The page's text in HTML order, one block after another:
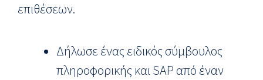
επιθέσεων.
Δήλωσε ένας ειδικός σύμβουλος
πληροφορικής και SAP από έναν